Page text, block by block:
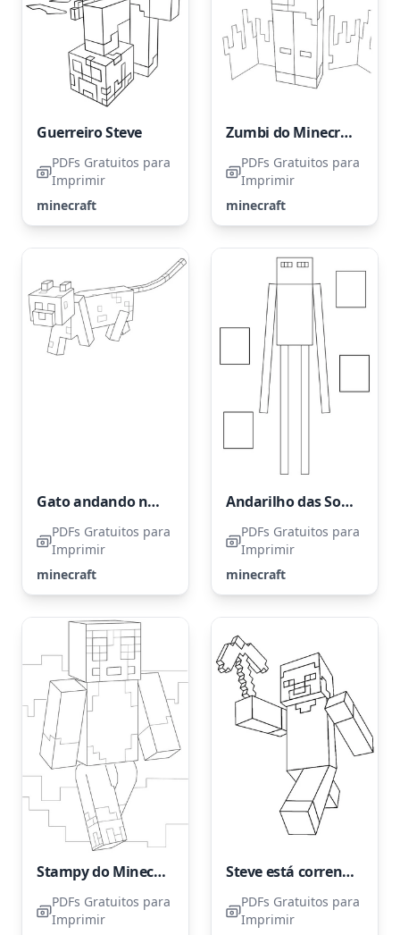
Guerreiro Steve
PDFs Gratuitos para
Imprimir
minecraft
Zumbi do Minecraft
PDFs Gratuitos para
Imprimir
minecraft
Gato andando no Minecraft
PDFs Gratuitos para
Imprimir
minecraft
Andarilho das Sombras Enderman
PDFs Gratuitos para
Imprimir
minecraft
Stampy do Minecraft
PDFs Gratuitos para
Imprimir
Steve está correndo rápido
PDFs Gratuitos para
Imprimir